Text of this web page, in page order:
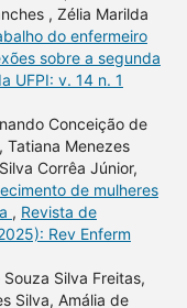
, Zélia Marilda
do enfermeiro
sobre a segunda
UFPI: v. 14 n. 1
Conceição de
Tatiana Menezes
Corrêa Júnior,
de mulheres
, Revista de
Rev Enferm
Silva Freitas,
Silva, Amália de